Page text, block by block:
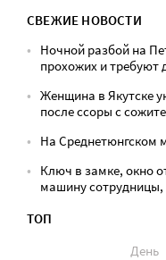
СВЕЖИЕ НОВОСТИ
Ночной разбой на
прохожих и требуют
Женщина в Якутске
после ссоры с
На Среднетюнгском
Ключ в замке, окно
машину сотрудницы,
ТОП
День